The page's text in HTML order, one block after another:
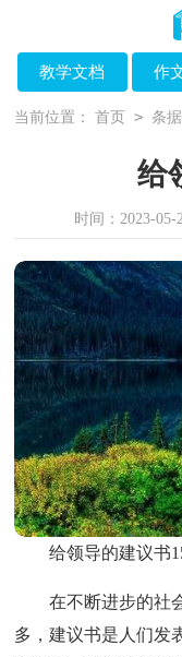
教学文档 作
当前位置： 首页 > 条
给
时间：2023-05-
给领导的建议书
在不断进步的社
多，建议书是人们发